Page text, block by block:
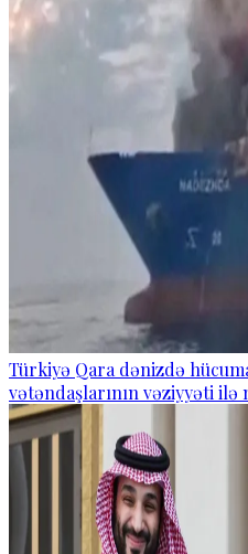
Türkiyə Qara dənizdə
vətəndaşlarının vəziyyəti ilə